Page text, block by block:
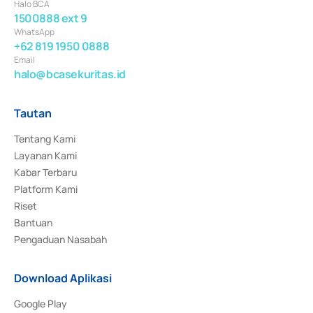
Halo BCA
1500888 ext 9
WhatsApp
+62 819 1950 0888
Email
halo@bcasekuritas.id
Tautan
Tentang Kami
Layanan Kami
Kabar Terbaru
Platform Kami
Riset
Bantuan
Pengaduan Nasabah
Download Aplikasi
Google Play